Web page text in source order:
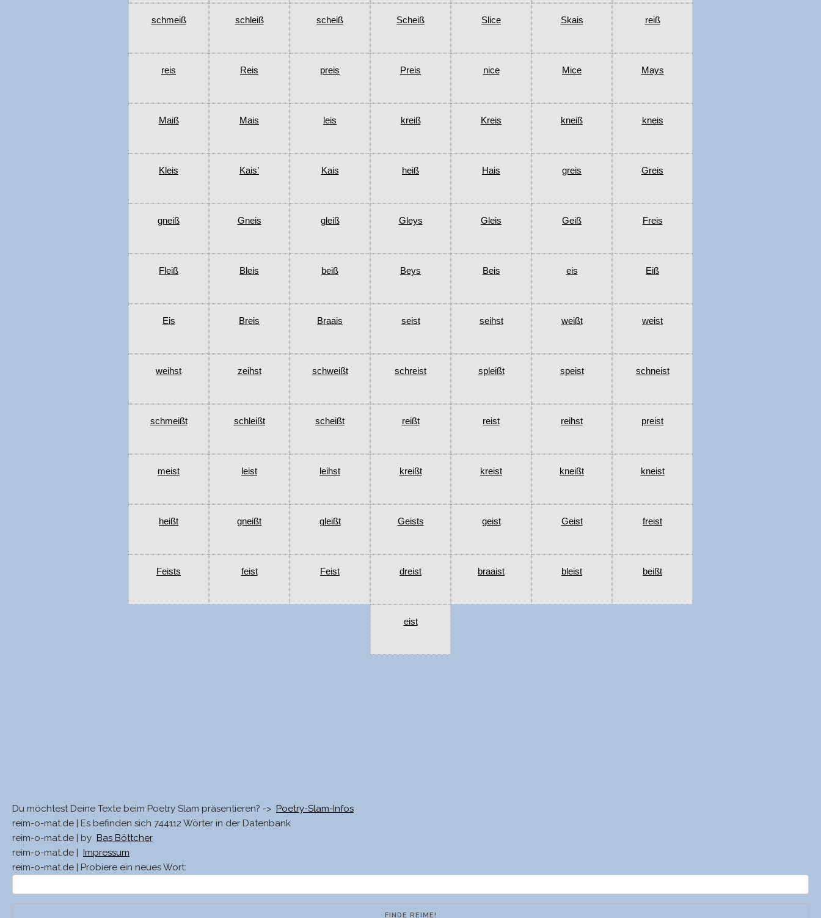
schmeiß schleiß scheiß Scheiß Slice Skais reiß
reis Reis preis Preis nice Mice Mays
Maiß Mais leis kreiß Kreis kneiß kneis
Kleis Kais’ Kais heiß Hais greis Greis
gneiß Gneis gleiß Gleys Gleis Geiß Freis
Fleiß Bleis beiß Beys Beis eis Eiß
Eis Breis Braais seist seihst weißt weist
weihst zeihst schweißt schreist spleißt speist schneist
schmeißt schleißt scheißt reißt reist reihst preist
meist leist leihst kreißt kreist kneißt kneist
heißt gneißt gleißt Geists geist Geist freist
Feists feist Feist dreist braaist bleist beißt
eist
Du möchtest Deine Texte beim Poetry Slam präsentieren? -> Poetry-Slam-Infos
reim-o-mat.de | Es befinden sich 744112 Wörter in der Datenbank
reim-o-mat.de | by Bas Böttcher
reim-o-mat.de |
Impressum
reim-o-mat.de | Probiere ein neues Wort: